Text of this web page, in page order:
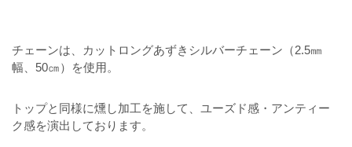
チェーンは、カットロングあずきシルバーチェーン（2.5㎜
幅、50㎝）を使用。
トップと同様に燻し加工を施して、ユーズド感・アンティー
ク感を演出しております。